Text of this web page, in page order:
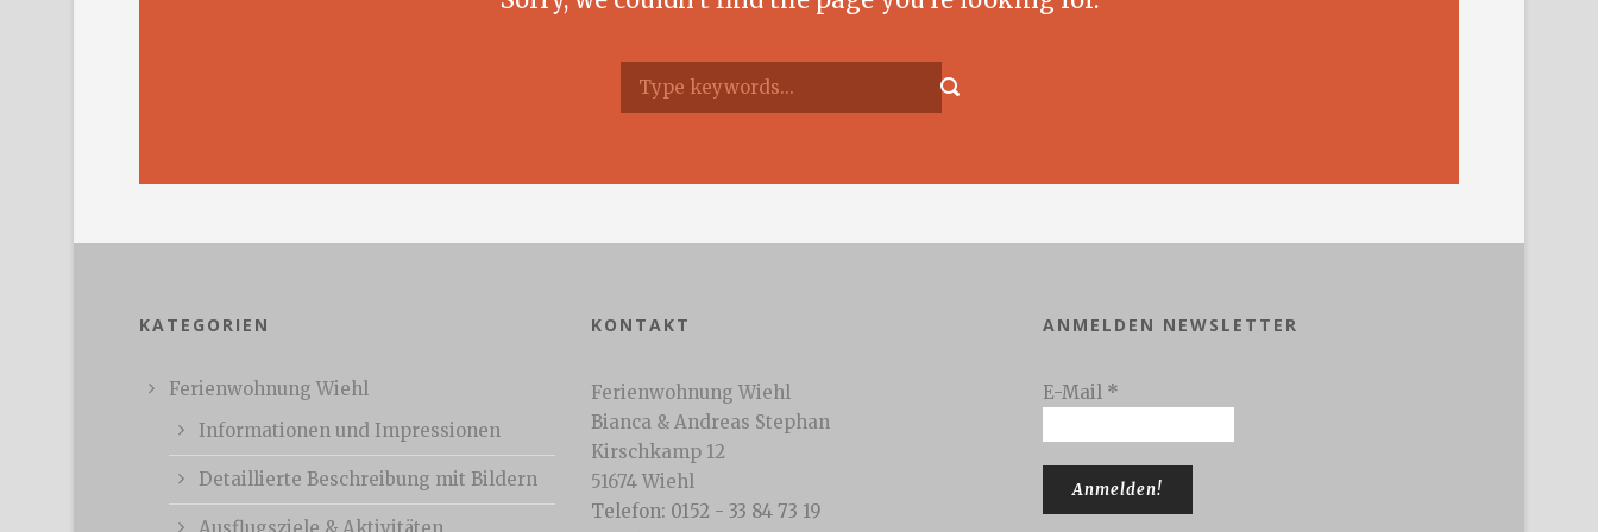
KATEGORIEN
Ferienwohnung Wiehl
Informationen und Impressionen
Detaillierte Beschreibung mit Bildern
KONTAKT
Ferienwohnung Wiehl
Bianca & Andreas Stephan
Kirschkamp 12
51674 Wiehl
Telefon: 0152 - 33 84 73 19
ANMELDEN NEWSLETTER
E-Mail *